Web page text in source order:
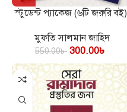
স্টুডেন্ট প্যাকেজ (৬টি জরুরি বই)
মুফতি সালমান জাহিদ
550.00৳ 300.00৳